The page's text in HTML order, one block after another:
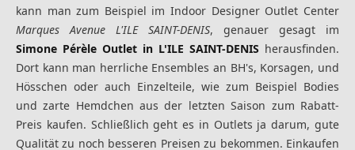
kann man zum Beispiel im Indoor Designer Outlet Center
Marques Avenue L'ILE SAINT-DENIS, genauer gesagt im
Simone Pérèle Outlet in L'ILE SAINT-DENIS herausfinden.
Dort kann man herrliche Ensembles an BH's, Korsagen, und
Hösschen oder auch Einzelteile, wie zum Beispiel Bodies
und zarte Hemdchen aus der letzten Saison zum Rabatt-
Preis kaufen. Schließlich geht es in Outlets ja darum, gute
Qualität zu noch besseren Preisen zu bekommen. Einkaufen